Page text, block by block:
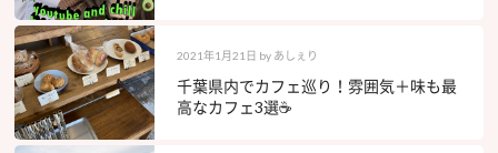
2021年1月21日 by あしぇり
千葉県内でカフェ巡り！雰囲気＋味も最
高なカフェ3選☕️